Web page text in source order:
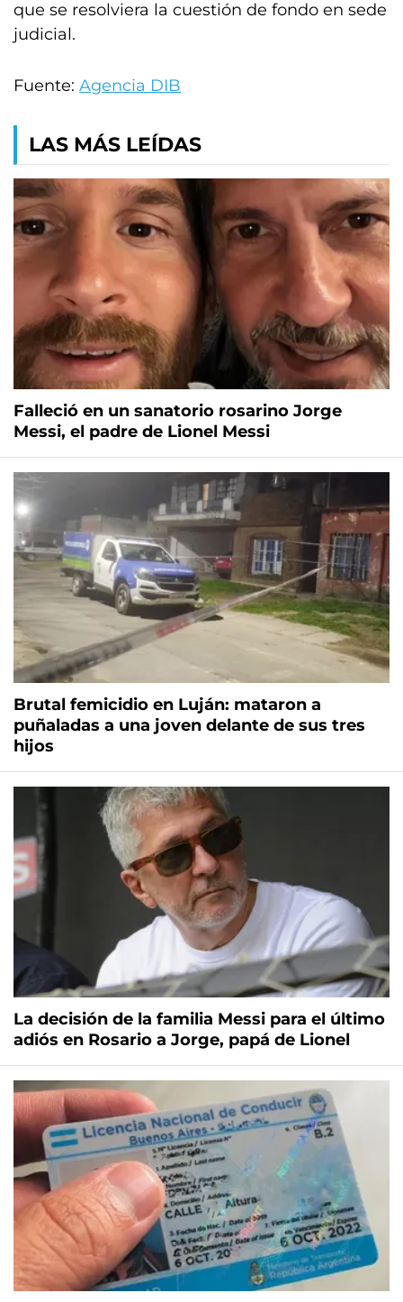
que se resolviera la cuestión de fondo en sede
judicial.
Fuente: Agencia DIB
LAS MÁS LEÍDAS
Falleció en un sanatorio rosarino Jorge
Messi, el padre de Lionel Messi
Brutal femicidio en Luján: mataron a
puñaladas a una joven delante de sus tres
hijos
La decisión de la familia Messi para el último
adiós en Rosario a Jorge, papá de Lionel